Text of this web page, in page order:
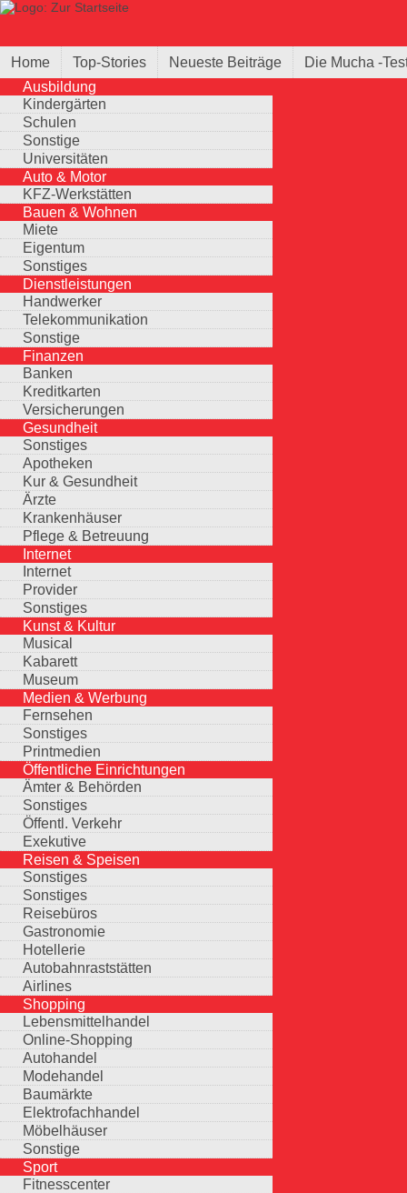
Direkt zum Inhalt
Home Top-Stories Neueste Beiträge
Die Mucha -
Ausbildung
Kindergärten
Schulen
Sonstige
Universitäten
Auto & Motor
KFZ-Werkstätten
Bauen & Wohnen
Miete
Eigentum
Sonstiges
Dienstleistungen
Handwerker
Telekommunikation
Sonstige
Finanzen
Banken
Kreditkarten
Versicherungen
Gesundheit
Sonstiges
Apotheken
Kur & Gesundheit
Ärzte
Krankenhäuser
Pflege & Betreuung
Internet
Internet
Provider
Sonstiges
Kunst & Kultur
Musical
Kabarett
Museum
Medien & Werbung
Fernsehen
Sonstiges
Printmedien
Öffentliche Einrichtungen
Ämter & Behörden
Sonstiges
Öffentl. Verkehr
Exekutive
Reisen & Speisen
Sonstiges
Sonstiges
Reisebüros
Gastronomie
Hotellerie
Autobahnraststätten
Airlines
Shopping
Lebensmittelhandel
Online-Shopping
Autohandel
Modehandel
Baumärkte
Elektrofachhandel
Möbelhäuser
Sonstige
Sport
Fitnesscenter